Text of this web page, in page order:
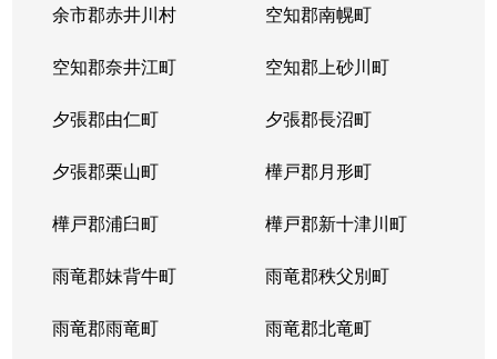
余市郡赤井川村 空知郡南幌町
空知郡奈井江町 空知郡上砂川町
夕張郡由仁町 夕張郡長沼町
夕張郡栗山町 樺戸郡月形町
樺戸郡浦臼町 樺戸郡新十津川町
雨竜郡妹背牛町 雨竜郡秩父別町
雨竜郡雨竜町 雨竜郡北竜町